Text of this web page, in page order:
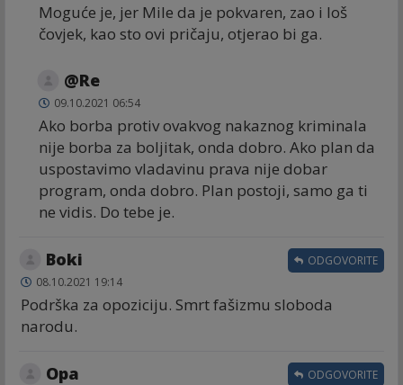
Moguće je, jer Mile da je pokvaren, zao i loš
čovjek, kao sto ovi pričaju, otjerao bi ga.
@Re
09.10.2021 06:54
Ako borba protiv ovakvog nakaznog kriminala
nije borba za boljitak, onda dobro. Ako plan da
uspostavimo vladavinu prava nije dobar
program, onda dobro. Plan postoji, samo ga ti
ne vidis. Do tebe je.
Boki
08.10.2021 19:14
Podrška za opoziciju. Smrt fašizmu sloboda
narodu.
ODGOVORITE
Opa ODGOVORITE